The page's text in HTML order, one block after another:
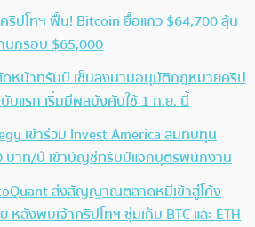
ริปโทฯ ฟื้น! Bitcoin ยื้อแถว $64,700 ลุ้น
นกรอบ $65,000
หน้าทรัมป์ เซ็นลงนามอนุมัติกฎหมายคริป
บแรก เริ่มมีผลบังคับใช้ 1 ก.ย. นี้
เข้าร่วม Invest America สมทบทุน
บาท/ปี เข้าบัญชีทรัมป์แจกบุตรพนักงาน
ส่งสัญญาณตลาดหมีเข้าสู่โค้ง
หลังพบเจ้าคริปโทฯ ซุ่มเก็บ BTC และ ETH